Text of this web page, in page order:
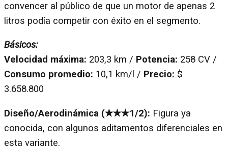
convencer al público de que un motor de apenas 2
litros podía competir con éxito en el segmento.
Básicos:
Velocidad máxima: 203,3 km / Potencia: 258 CV /
Consumo promedio: 10,1 km/l / Precio: $
3.658.800
Diseño/Aerodinámica (✭✭✭1/2): Figura ya
conocida, con algunos aditamentos diferenciales en
esta variante.